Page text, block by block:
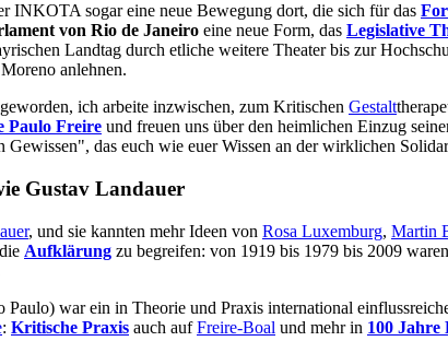
INKOTA sogar eine neue Bewegung dort, die sich für das
von Rio de Janeiro eine neue Form, das Legislative
Landtag durch etliche weitere Theater bis zur
anlehnen.
ich arbeite inzwischen, zum Kritischen Gestalt
Paulo Freire und freuen uns über den heimlichen Einzug
das euch wie euer Wissen an der wirklichen
Gustav Landauer
, und sie kannten mehr Ideen von Rosa Luxemburg, Martin
Aufklärung zu begreifen: von 1919 bis 1979 bis 2009
war ein in Theorie und Praxis international
: Kritische Praxis auch aufFreire-Boal und mehr in 100 Jahre